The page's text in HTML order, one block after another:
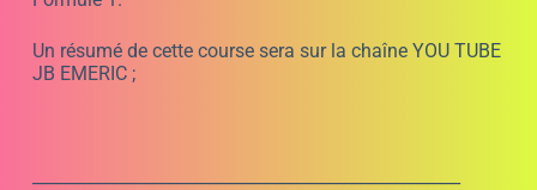
Brignoles course 1 du Challenge JB EMERIC les